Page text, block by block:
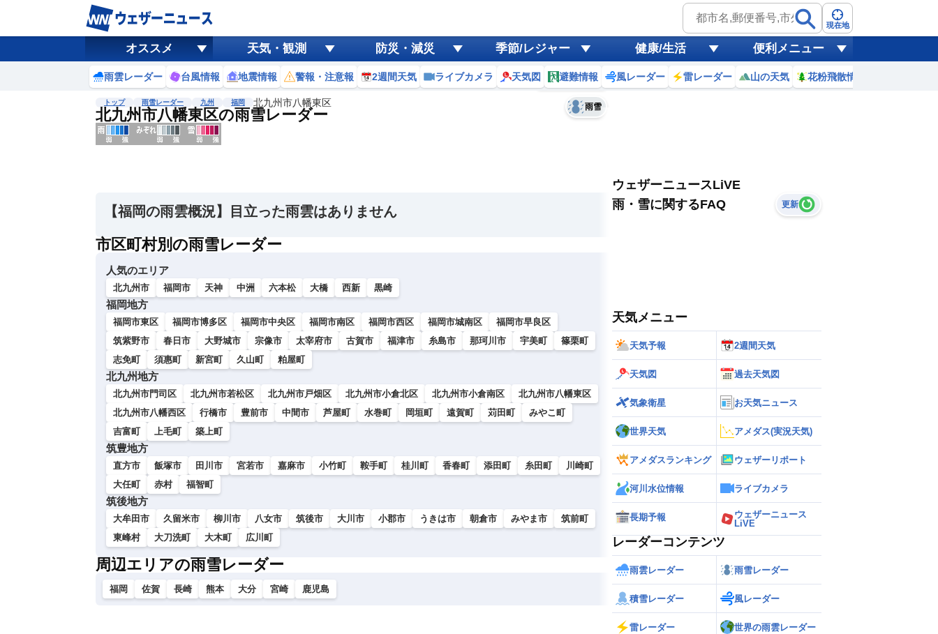
現在地
オススメ 天気・観測 防災・減災 季節/レジャー 健康/生活 便利メニュー
雨雲レーダー 台風情報 地震情報 警報・注意報 2週間天気 ライブカメラ 天気図 避難情報 風レーダー 雷レーダー 山の天気 花粉飛散情報
トップ 雨雪レーダー 九州 福岡 北九州市八幡東区
北九州市八幡東区の雨雪レーダー 雨雪
予報士コメント
黄砂
天気 台風
【福岡の雨雲概況】目立った雨雲はありません
市区町村別の雨雪レーダー
人気のエリア
北九州市 福岡市 天神 中洲 六本松 大橋 西新 黒崎
福岡地方
福岡市東区 福岡市博多区 福岡市中央区 福岡市南区 福岡市西区 福岡市城南区
福岡市早良区
筑紫野市
春日市 大野城市 宗像市 太宰府市 古賀市 福津市 糸島市 那珂川市 宇美町
篠栗町
志免町
須惠町 新宮町 久山町 粕屋町
北九州地方
北九州市門司区 北九州市若松区 北九州市戸畑区 北九州市小倉北区 北九州市小倉南区
北九州市八幡東区
北九州市八幡西区
行橋市 豊前市 中間市 芦屋町 水巻町 岡垣町 遠賀町 苅田町
みやこ町
吉富町
上毛町 築上町
筑豊地方
直方市 飯塚市 田川市 宮若市 嘉麻市 小竹町 鞍手町 桂川町 香春町 添田町 糸田町
川崎町
大任町
赤村 福智町
筑後地方
大牟田市 久留米市 柳川市 八女市 筑後市 大川市 小郡市 うきは市 朝倉市 みやま市
筑前町
東峰村
大刀洗町 大木町 広川町
周辺エリアの雨雪レーダー
福岡 佐賀 長崎 熊本 大分 宮崎 鹿児島
ウェザーニュースLiVE
雨・雪に関するFAQ
更新
天気メニュー
天気予報 2週間天気
天気図 過去天気図
気象衛星 お天気ニュース
世界天気 アメダス(実況天気)
アメダスランキング ウェザーリポート
河川水位情報 ライブカメラ
長期予報
ウェザーニュース
LiVE
レーダーコンテンツ
雨雲レーダー 雨雪レーダー
積雪レーダー 風レーダー
雷レーダー 世界の雨雲レーダー